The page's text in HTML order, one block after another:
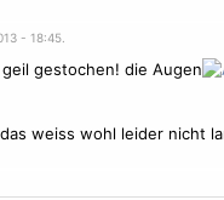
- 18:45.
gestochen! die Augen
weiss wohl leider nicht